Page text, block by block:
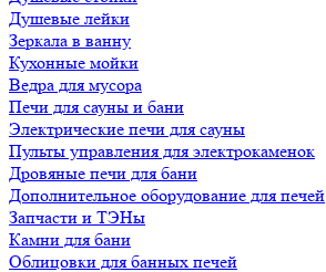
Душевые лейки
Зеркала в ванну
Кухонные мойки
Ведра для мусора
Печи для сауны и бани
Электрические печи для сауны
Пульты управления для электрокаменок
Дровяные печи для бани
Дополнительное оборудование для печей
Запчасти и ТЭНы
Камни для бани
Облицовки для банных печей